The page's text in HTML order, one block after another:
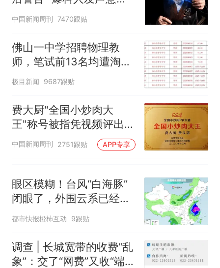
因老师一句“跟我回家”改写了
人生
深长
中国新闻周刊 7470跟贴
佛山一中学招聘物理教
师，笔试前13名均遭淘
汰？教育局：已叫停招
极目新闻 9687跟贴
费大厨"全国小炒肉大
王"称号被指凭视频评出
官方回应
中国新闻周刊 2751跟贴 APP专享
眼区模糊！台风“白海豚”
闭眼了，外围云系已经触
及浙江，浙江、上海等地
都市快报橙柿互动 9跟贴
调查 | 长城宽带的收费“乱
象”：交了“网费”又收“端口